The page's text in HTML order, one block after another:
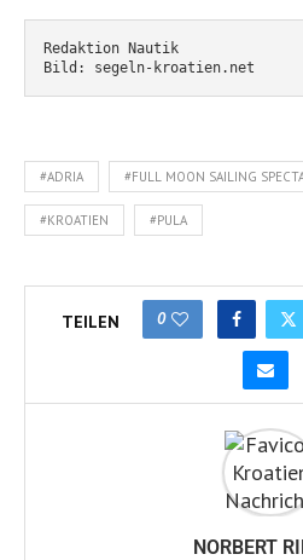
Redaktion Nautik
Bild: segeln-kroatien.net
#ADRIA #FULL MOON SAILING
#KROATIEN #PULA
TEILEN 0
NORBERT